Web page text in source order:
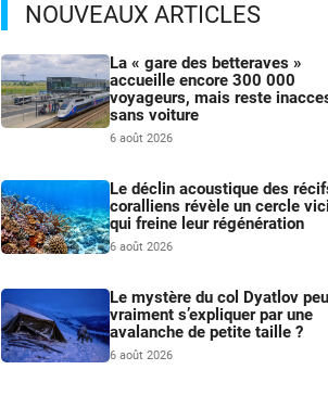
NOUVEAUX ARTICLES
La « gare des betteraves »
accueille encore 300 000
voyageurs, mais reste
sans voiture
6 août 2026
Le déclin acoustique des
coralliens révèle un cercle
qui freine leur régénération
6 août 2026
Le mystère du col Dyatlov
vraiment s’expliquer par une
avalanche de petite taille ?
6 août 2026